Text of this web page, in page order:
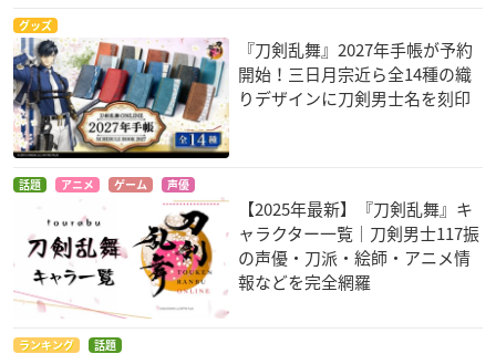
グッズ
『刀剣乱舞』2027年手帳が予約
開始！三日月宗近ら全14種の織
りデザインに刀剣男士名を刻印
話題 アニメ ゲーム 声優
【2025年最新】『刀剣乱舞』キ
ャラクター一覧｜刀剣男士117振
の声優・刀派・絵師・アニメ情
報などを完全網羅
ランキング 話題